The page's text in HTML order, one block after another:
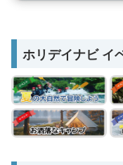
ホリデイナビ イ